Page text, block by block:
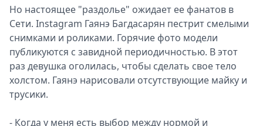
Спецпроекты
Звезды
Выборы
2026
Скачай
Metro
Но настоящее "раздолье" ожидает ее фанатов в
Сети. Instagram Гаянэ Багдасарян пестрит смелыми
снимками и роликами. Горячие фото модели
публикуются с завидной периодичностью. В этот
раз девушка оголилась, чтобы сделать свое тело
холстом. Гаянэ нарисовали отсутствующие майку и
трусики.
- Когда у меня есть выбор между нормой и